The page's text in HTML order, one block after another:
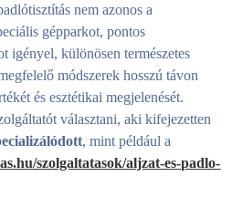
nem azonos a
gépparkot, pontos
igényel, különösen természetes
módszerek hosszú távon
és esztétikai megjelenését.
választani, aki kifejezetten
, mint például a
szolgaltatasok/aljzat-es-padlo-